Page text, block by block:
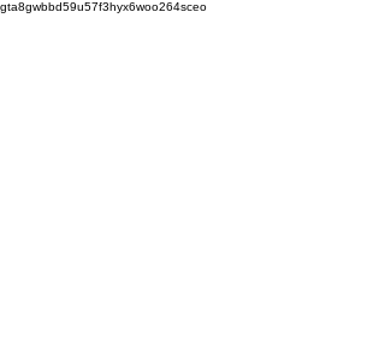
gta8gwbbd59u57f3hyx6woo264sceo